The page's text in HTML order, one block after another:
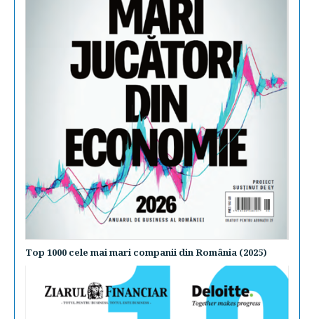
Top 1000 cele mai mari companii din România (2025)